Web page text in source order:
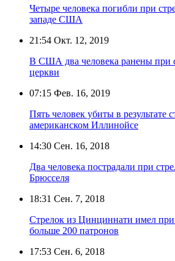
Четыре человека погибли при
западе США
21:54 Окт. 12, 2019
В США два человека ранены при
церкви
07:15 Фев. 16, 2019
Пять человек убиты в результате
американском Иллинойсе
14:30 Сен. 16, 2018
Два человека пострадали при
Брюсселя
18:31 Сен. 7, 2018
Стрелок из Цинциннати имел при
больше 200 патронов
17:53 Сен. 6, 2018